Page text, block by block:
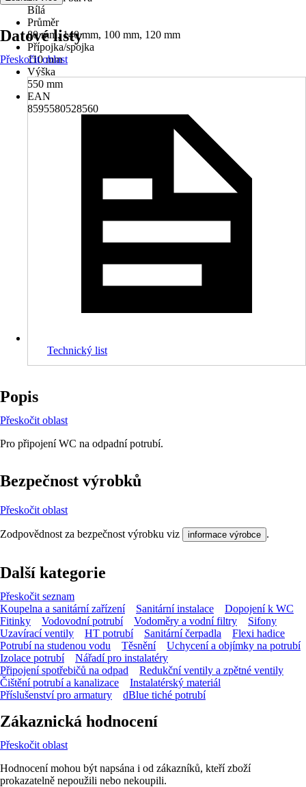
Bílá
Průměr
80 mm, 140 mm, 100 mm, 120 mm
Přípojka/spojka
110 mm
Výška
550 mm
EAN
8595580528560
Datové listy
Přeskočit oblast
Technický list
Popis
Přeskočit oblast
Pro připojení WC na odpadní potrubí.
Bezpečnost výrobků
Přeskočit oblast
Zodpovědnost za bezpečnost výrobku viz informace výrobce .
Další kategorie
Přeskočit seznam
Koupelna a sanitární zařízení
Sanitární instalace
Dopojení k WC
Fitinky
Vodovodní potrubí Vodoměry a vodní filtry
Sifony
Uzavírací ventily
HT potrubí Sanitární čerpadla
Flexi hadice
Potrubí na studenou vodu
Těsnění
Uchycení a objímky na potrubí
Izolace potrubí
Nářadí pro instalatéry
Připojení spotřebičů na odpad
Redukční ventily a zpětné ventily
Čištění potrubí a kanalizace
Instalatérský materiál
Příslušenství pro armatury
dBlue tiché potrubí
Zákaznická hodnocení
Přeskočit oblast
Hodnocení mohou být napsána i od zákazníků, kteří zboží
prokazatelně nepoužili nebo nekoupili.